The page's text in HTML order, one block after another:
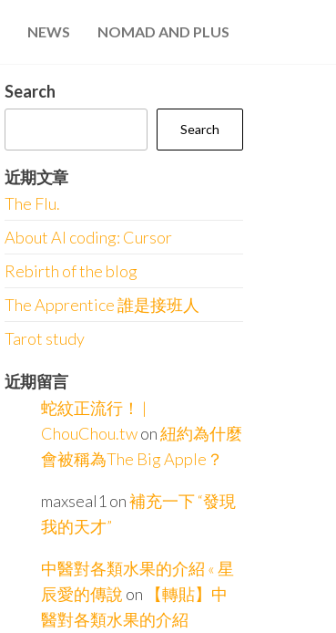
NEWS NOMAD AND PLUS
Search
Search
近期文章
The Flu.
About AI coding: Cursor
Rebirth of the blog
The Apprentice 誰是接班人
Tarot study
近期留言
蛇紋正流行！ |
ChouChou.twon紐約為什麼
會被稱為The Big Apple？
maxseal1 on補充一下 “發現
我的天才”
中醫對各類水果的介紹 « 星
辰愛的傳說 on
【轉貼】中
醫對各類水果的介紹